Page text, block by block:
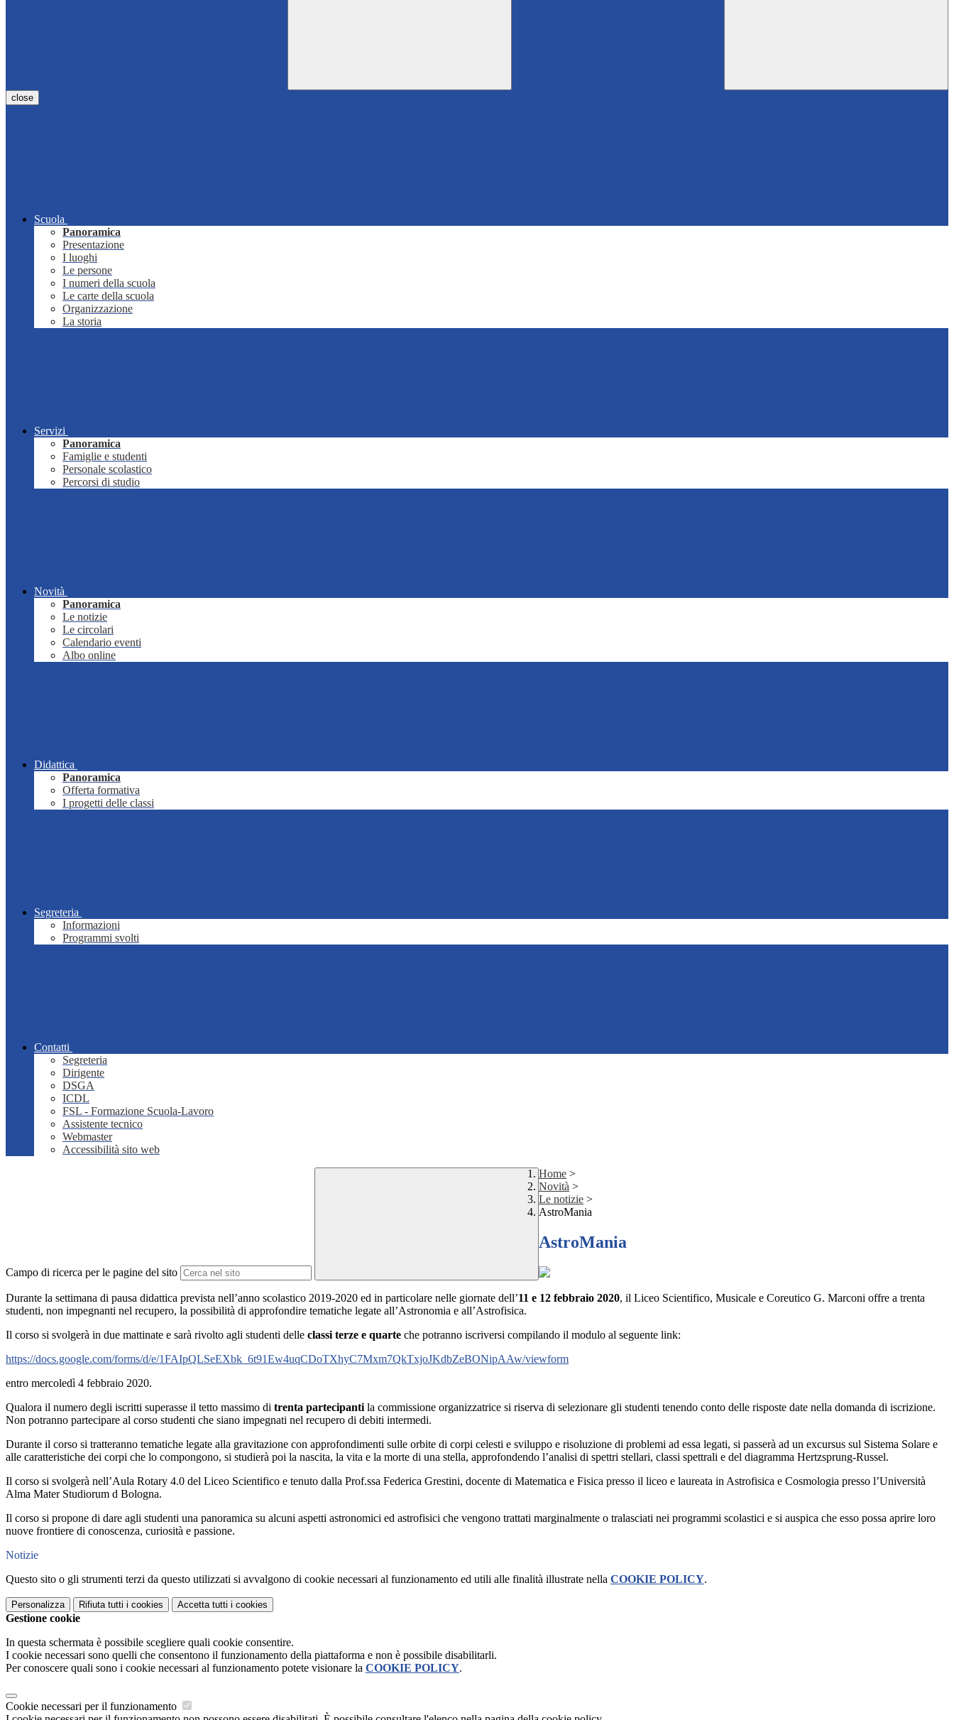
close
Scuola
Panoramica
Presentazione
I luoghi
Le persone
I numeri della scuola
Le carte della scuola
Organizzazione
La storia
Servizi
Panoramica
Famiglie e studenti
Personale scolastico
Percorsi di studio
Novità
Panoramica
Le notizie
Le circolari
Calendario eventi
Albo online
Didattica
Panoramica
Offerta formativa
I progetti delle classi
Segreteria
Informazioni
Programmi svolti
Contatti
Segreteria
Dirigente
DSGA
ICDL
FSL - Formazione Scuola-Lavoro
Assistente tecnico
Webmaster
Accessibilità sito web
Campo di ricerca per le pagine del sito
Home >
Novità >
Le notizie >
AstroMania
AstroMania
Durante la settimana di pausa didattica prevista nell’anno scolastico 2019-2020 ed in particolare nelle giornate dell’11 e 12 febbraio 2020, il Liceo Scientifico, Musicale e Coreutico G. Marconi offre a trenta
studenti, non impegnanti nel recupero, la possibilità di approfondire tematiche legate all’Astronomia e all’Astrofisica.
Il corso si svolgerà in due mattinate e sarà rivolto agli studenti delle classi terze e quarte che potranno iscriversi compilando il modulo al seguente link:
https://docs.google.com/forms/d/e/1FAIpQLSeEXbk_6t91Ew4uqCDoTXhyC7Mxm7QkTxjoJKdbZeBONipAAw/viewform
entro mercoledì 4 febbraio 2020.
Qualora il numero degli iscritti superasse il tetto massimo di trenta partecipanti la commissione organizzatrice si riserva di selezionare gli studenti tenendo conto delle risposte date nella domanda di iscrizione.
Non potranno partecipare al corso studenti che siano impegnati nel recupero di debiti intermedi.
Durante il corso si tratteranno tematiche legate alla gravitazione con approfondimenti sulle orbite di corpi celesti e sviluppo e risoluzione di problemi ad essa legati, si passerà ad un excursus sul Sistema Solare e
alle caratteristiche dei corpi che lo compongono, si studierà poi la nascita, la vita e la morte di una stella, approfondendo l’analisi di spettri stellari, classi spettrali e del diagramma Hertzsprung-Russel.
Il corso si svolgerà nell’Aula Rotary 4.0 del Liceo Scientifico e tenuto dalla Prof.ssa Federica Grestini, docente di Matematica e Fisica presso il liceo e laureata in Astrofisica e Cosmologia presso l’Università
Alma Mater Studiorum d Bologna.
Il corso si propone di dare agli studenti una panoramica su alcuni aspetti astronomici ed astrofisici che vengono trattati marginalmente o tralasciati nei programmi scolastici e si auspica che esso possa aprire loro
nuove frontiere di conoscenza, curiosità e passione.
Notizie
Questo sito o gli strumenti terzi da questo utilizzati si avvalgono di cookie necessari al funzionamento ed utili alle finalità illustrate nella COOKIE POLICY.
Personalizza Rifiuta tutti i cookies Accetta tutti i cookies
Gestione cookie
In questa schermata è possibile scegliere quali cookie consentire.
I cookie necessari sono quelli che consentono il funzionamento della piattaforma e non è possibile disabilitarli.
Per conoscere quali sono i cookie necessari al funzionamento potete visionare la COOKIE POLICY.
Cookie necessari per il funzionamento